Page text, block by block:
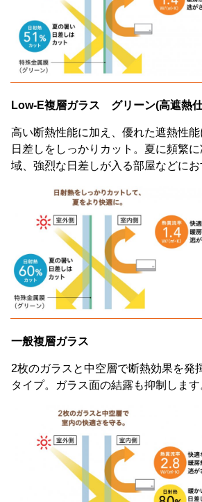
Low-E複層ガラス グリーン(高遮熱
高い断熱性能に加え、優れた遮熱性
日差しをしっかりカット。夏に頻繁
域、強烈な日差しが入る部屋などにお
一般複層ガラス
2枚のガラスと中空層で断熱効果を発
タイプ。ガラス面の結露も抑制します